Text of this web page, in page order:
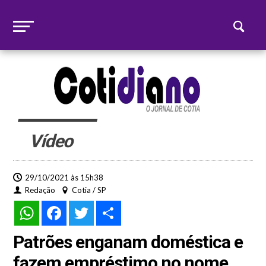
Vídeo
29/10/2021 às 15h38
Redação
Cotia / SP
WhatsAppFacebookTwitter
Patrões enganam doméstica e